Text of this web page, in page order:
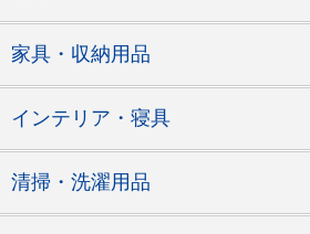
家具・収納用品
インテリア・寝具
清掃・洗濯用品